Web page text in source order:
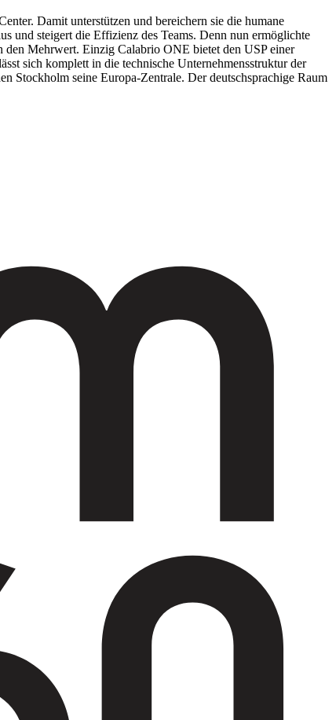
Damit unterstützen und bereichern sie die humane
und steigert die Effizienz des Teams. Denn nun ermöglichte
den Mehrwert. Einzig Calabrio ONE bietet den USP einer
sich komplett in die technische Unternehmensstruktur der
Stockholm seine Europa-Zentrale. Der deutschsprachige Raum